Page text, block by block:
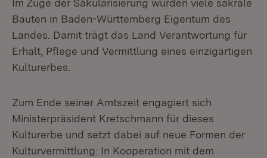
Im Zuge der Säkularisierung wurden viele sakrale
Bauten in Baden-Württemberg Eigentum des
Landes. Damit trägt das Land Verantwortung für
Erhalt, Pflege und Vermittlung eines einzigartigen
Kulturerbes.
Zum Ende seiner Amtszeit engagiert sich
Ministerpräsident Kretschmann für dieses
Kulturerbe und setzt dabei auf neue Formen der
Kulturvermittlung: In Kooperation mit dem